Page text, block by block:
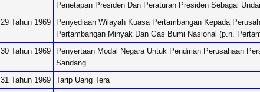
Penetapan Presiden Dan Peraturan Presiden Sebagai
29 Tahun 1969
Penyediaan Wilayah Kuasa Pertambangan Kepada
Pertambangan Minyak Dan Gas Bumi Nasional (p.n.
30 Tahun 1969
Penyertaan Modal Negara Untuk Pendirian Perusahaan
Sandang
31 Tahun 1969 Tarip Uang Tera